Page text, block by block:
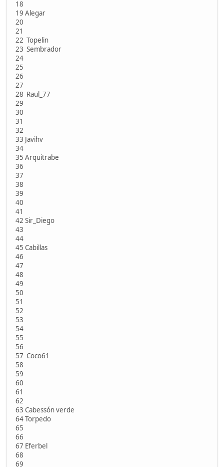
18
19 Alegar
20
21
22 Topelin
23 Sembrador
24
25
26
27
28 Raul_77
29
30
31
32
33 Javihv
34
35 Arquitrabe
36
37
38
39
40
41
42 Sir_Diego
43
44
45 Cabillas
46
47
48
49
50
51
52
53
54
55
56
57 Coco61
58
59
60
61
62
63 Cabessón verde
64 Torpedo
65
66
67 Eferbel
68
69